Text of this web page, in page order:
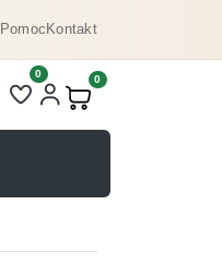
PomocKontakt
Liczba pozycji na liście
0
Produkty w koszyku:
0